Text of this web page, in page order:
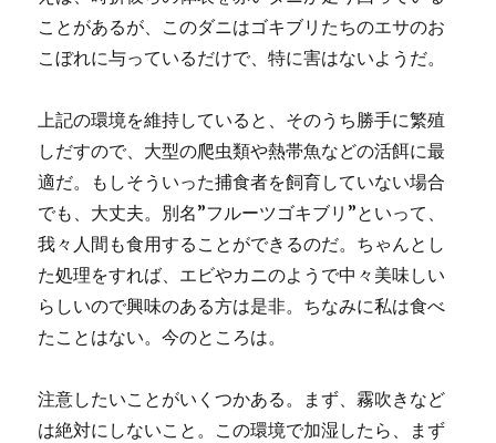
ことがあるが、このダニはゴキブリたちのエサのお
こぼれに与っているだけで、特に害はないようだ。
上記の環境を維持していると、そのうち勝手に繁殖
しだすので、大型の爬虫類や熱帯魚などの活餌に最
適だ。もしそういった捕食者を飼育していない場合
でも、大丈夫。別名”フルーツゴキブリ”といって、
我々人間も食用することができるのだ。ちゃんとし
た処理をすれば、エビやカニのようで中々美味しい
らしいので興味のある方は是非。ちなみに私は食べ
たことはない。今のところは。
注意したいことがいくつかある。まず、霧吹きなど
は絶対にしないこと。この環境で加湿したら、まず